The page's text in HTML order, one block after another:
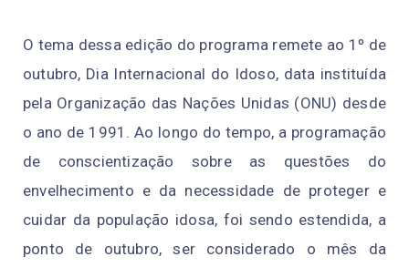
O tema dessa edição do programa remete ao 1º de
outubro, Dia Internacional do Idoso, data instituída
pela Organização das Nações Unidas (ONU) desde
o ano de 1991. Ao longo do tempo, a programação
de conscientização sobre as questões do
envelhecimento e da necessidade de proteger e
cuidar da população idosa, foi sendo estendida, a
ponto de outubro, ser considerado o mês da